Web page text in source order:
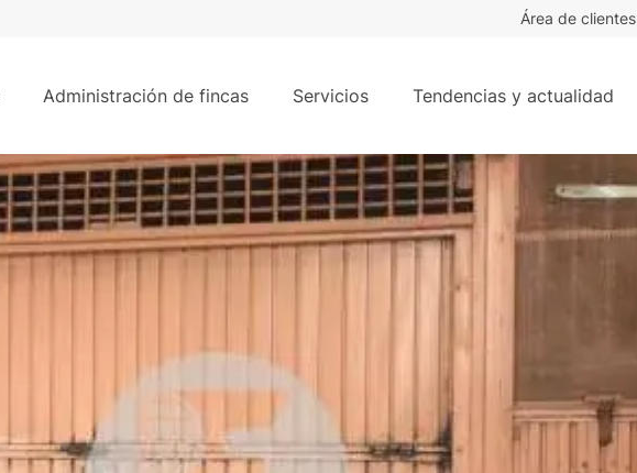
Área de clientes
Administración de fincas Servicios Tendencias y actualidad